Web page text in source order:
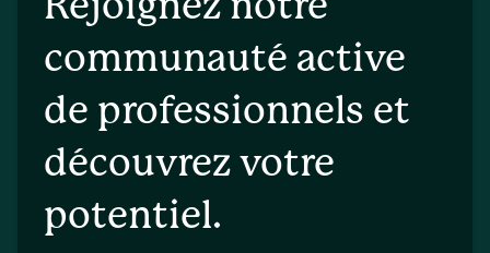
communauté active
de professionnels et
découvrez votre
potentiel.